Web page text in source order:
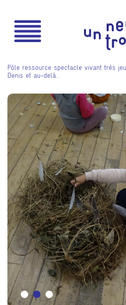
Pôle ressource spectacle vivant très
Denis et au-delà…